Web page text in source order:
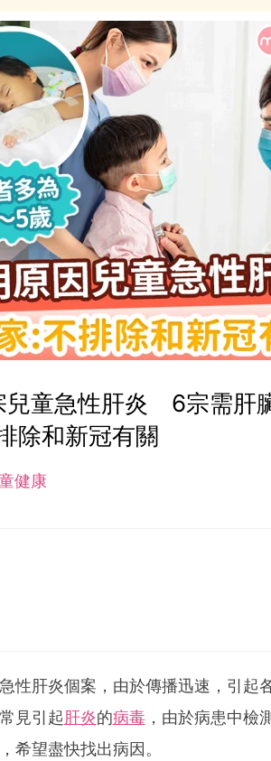
兒童急性肝炎 6宗需肝
除和新冠有關
健康
性肝炎個案，由於傳播迅速，引起
見引起肝炎的病毒，由於病患中檢
希望盡快找出病因。